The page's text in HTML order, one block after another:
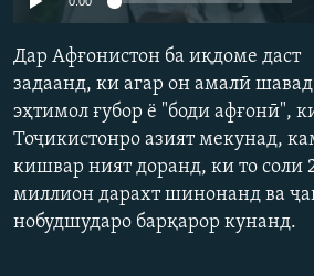
ГУЗОРИШҲОИ РАДИОӢ
ПАЙГИРӢ КУНЕД
Auto 240p 360p
720p
Дар Афғонистон ба иқдоме даст
задаанд, ки агар он амалӣ
эҳтимол ғубор ё "боди афғонӣ",
Тоҷикистонро азият мекунад,
кишвар ният доранд, ки то соли
миллион дарахт шинонанд ва
нобудшударо барқарор кунанд.